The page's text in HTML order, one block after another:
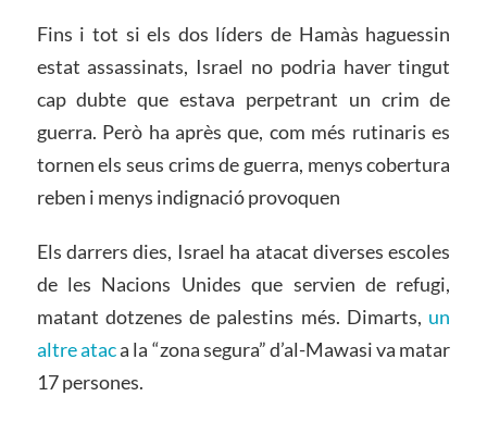
Fins i tot si els dos líders de Hamàs haguessin
estat assassinats, Israel no podria haver tingut
cap dubte que estava perpetrant un crim de
guerra. Però ha après que, com més rutinaris es
tornen els seus crims de guerra, menys cobertura
reben i menys indignació provoquen
Els darrers dies, Israel ha atacat diverses escoles
de les Nacions Unides que servien de refugi,
matant dotzenes de palestins més. Dimarts, un
altre ataca la “zona segura” d’al-Mawasi va matar
17 persones.